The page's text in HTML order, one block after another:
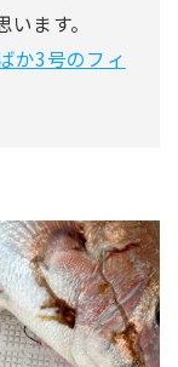
ます。
か3号のフィ